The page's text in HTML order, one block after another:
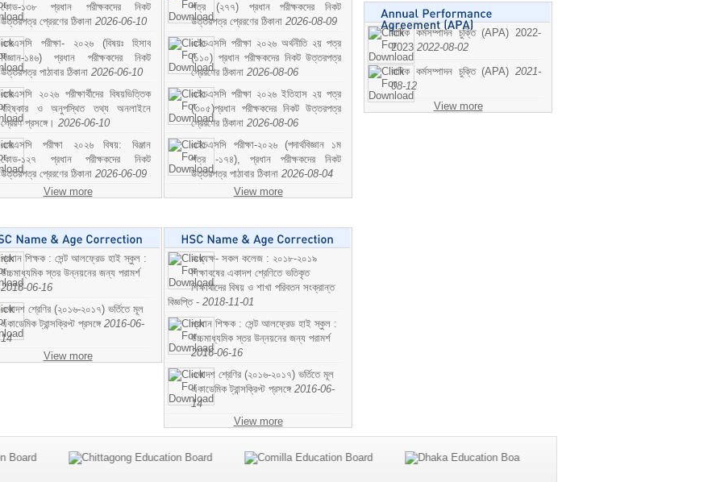
কোড-১৩৮ প্রধান পরীক্ষকদের নিকট
উত্তরপত্র প্রেরণের ঠিকানা 2026-06-10
এসএসসি পরীক্ষা- ২০২৬ (বিষয়ঃ হিসাব
বিজ্ঞান-১৪৬) প্রধান পরীক্ষকদের নিকট
উত্তরপত্র পাঠাবার ঠিকানা 2026-06-10
এসএসসি ২০২৬ পরীক্ষার্থীদের বিষয়ভিত্তিক
বহিষ্কার ও অনুপস্থিত তথ্য অনলাইনে
প্রেরণ প্রসঙ্গে। 2026-06-10
এসএসসি পরীক্ষা ২০২৬ বিষয়: বিঞ্জান
কোড-১২৭ প্রধান পরীক্ষকদের নিকট
উত্তরপত্র প্রেরণের ঠিকানা 2026-06-09
View more
পত্র (২৭৭) প্রধান পরীক্ষকদের নিকট
উত্তরপত্র প্রেরণের ঠিকানা 2026-08-09
এইচএসসি পরীক্ষা ২০২৬ অর্থনীতি ২য় পত্র
(১১০) প্রধান পরীক্ষকদের নিকট উত্তরপত্র
প্রেরণের ঠিকানা 2026-08-06
এইচএসসি পরীক্ষা ২০২৬ ইতিহাস ২য় পত্র
(৩০৫)প্রধান পরীক্ষকদের নিকট উত্তরপত্র
প্রেরণের ঠিকানা 2026-08-06
এইচএসসি পরীক্ষা-২০২৬ (পদার্থবিজ্ঞান ১ম
পত্র -১৭৪), প্রধান পরীক্ষকদের নিকট
উত্তরপত্র পাঠাবার ঠিকানা 2026-08-04
View more
প্রধান শিক্ষক : সেন্ট আলফ্রেড হাই স্কুল :
উচ্চমাধ্যমিক স্তর উন্নয়নের জন্য পরামর্শ
2016-06-16
একাদশ শ্রেণির (২০১৬-২০১৭) ভর্তিতে মূল
একাডেমিক ট্রান্সক্রিপ্ট প্রসঙ্গে 2016-06-
14
View more
অধ্যক্ষ- সকল কলেজ : ২০১৮-২০১৯
শিক্ষাবষের একাদশ শ্রেণিতে ভতিকৃত
শিক্ষাথীদের বিষয় ও শাখা পরিবতন সংক্রান্ত
বিজ্ঞপ্তি - 2018-11-01
প্রধান শিক্ষক : সেন্ট আলফ্রেড হাই স্কুল :
উচ্চমাধ্যমিক স্তর উন্নয়নের জন্য পরামর্শ
2016-06-16
একাদশ শ্রেণির (২০১৬-২০১৭) ভর্তিতে মূল
একাডেমিক ট্রান্সক্রিপ্ট প্রসঙ্গে 2016-06-
14
View more
বাষিক কর্মসম্পাদন চুক্তি (APA) 2022-
2023 2022-08-02
বাষিক কর্মসম্পাদন চুক্তি (APA) 2021-
08-12
View more